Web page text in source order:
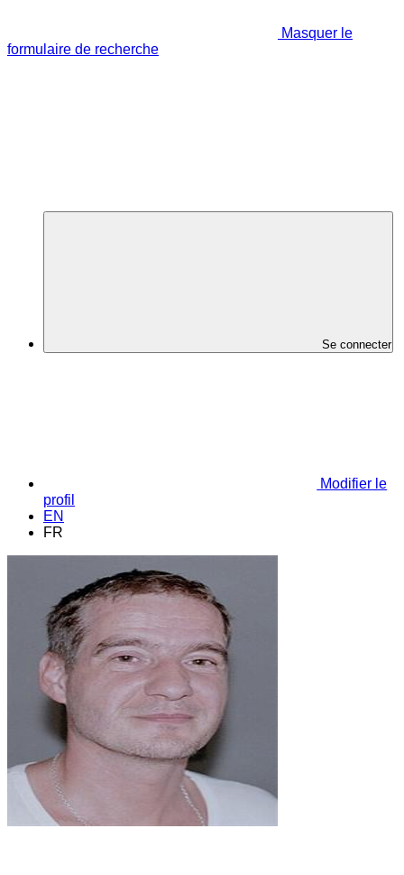
Masquer le
formulaire de recherche
Se connecter
Modifier le
profil
EN
FR